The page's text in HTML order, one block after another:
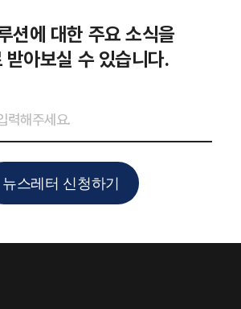
션에 대한 주요 소식을
받아보실 수 있습니다.
뉴스레터 신청하기